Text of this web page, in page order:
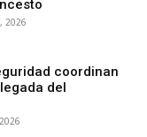
2026
coordinan
del